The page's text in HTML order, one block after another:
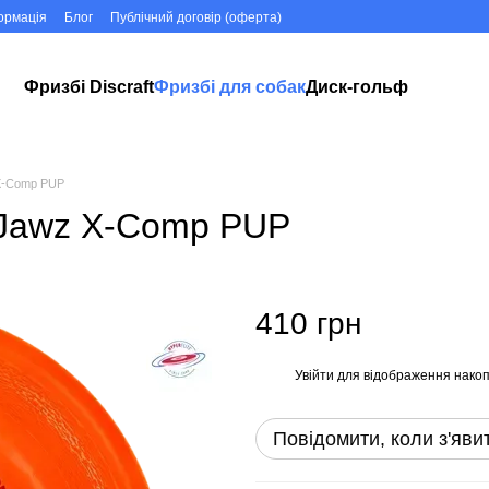
Блог Публічний договір (оферта)
Фризбі DiscraftФризбі для собакДиск-гольф
Comp PUP
X-Comp PUP
410 грн
Увійти для відображення
Повідомити, коли